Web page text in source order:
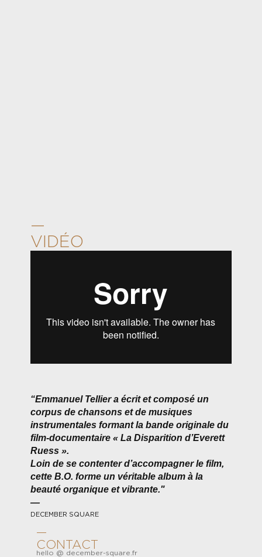
—
VIDÉO
“Emmanuel Tellier a écrit et composé un
corpus de chansons et de musiques
instrumentales formant la bande originale du
film-documentaire « La Disparition d’Everett
Ruess ».
Loin de se contenter d’accompagner le film,
cette B.O. forme un véritable album à la
beauté organique et vibrante."
—
DECEMBER SQUARE
—
CONTACT
hello @ december-square.fr